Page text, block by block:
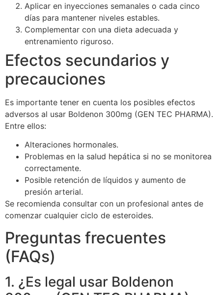
Aplicar en inyecciones semanales o cada cinco
días para mantener niveles estables.
Complementar con una dieta adecuada y
entrenamiento riguroso.
Efectos secundarios y
precauciones
Es importante tener en cuenta los posibles efectos
adversos al usar Boldenon 300mg (GEN TEC PHARMA).
Entre ellos:
Alteraciones hormonales.
Problemas en la salud hepática si no se monitorea
correctamente.
Posible retención de líquidos y aumento de
presión arterial.
Se recomienda consultar con un profesional antes de
comenzar cualquier ciclo de esteroides.
Preguntas frecuentes
(FAQs)
1. ¿Es legal usar Boldenon